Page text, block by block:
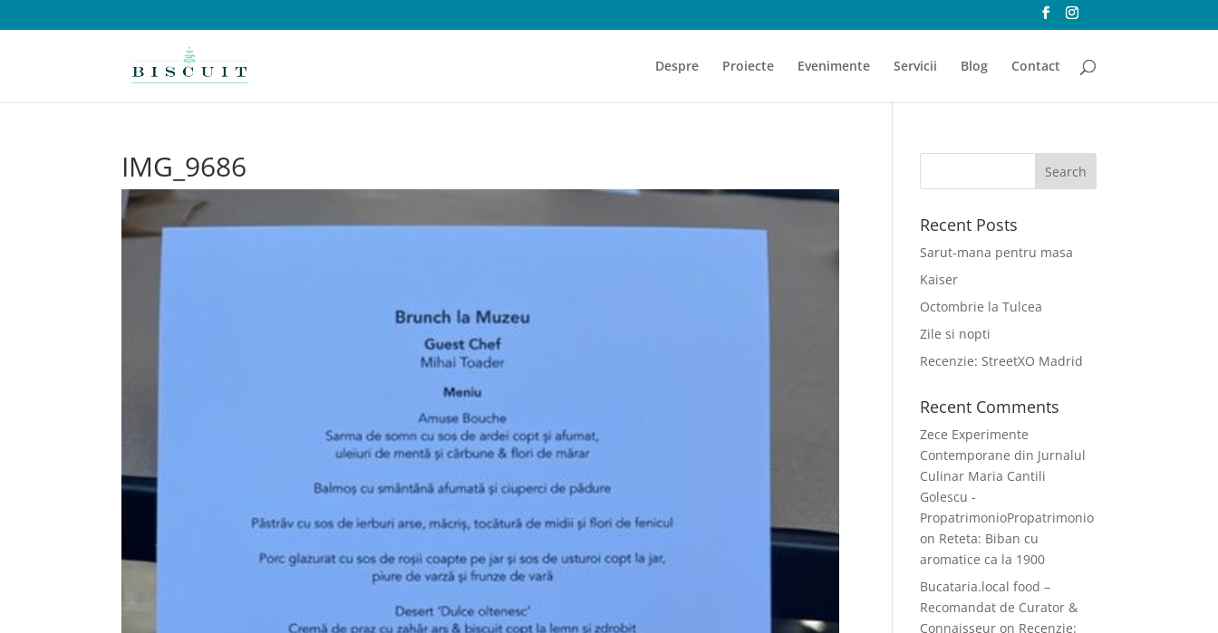
Despre Proiecte Evenimente Servicii Blog Contact
IMG_9686
Recent Posts
Sarut-mana pentru masa
Kaiser
Octombrie la Tulcea
Zile si nopti
Recenzie: StreetXO Madrid
Recent Comments
Zece Experimente
Contemporane din Jurnalul
Culinar Maria Cantili
Golescu -
PropatrimonioPropatrimonio
on Reteta: Biban cu
aromatice ca la 1900
Bucataria.local food –
Recomandat de Curator &
Connaisseur on Recenzie: